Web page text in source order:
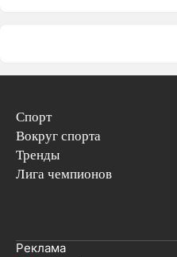
Спорт
Вокруг спорта
Тренды
Лига чемпионов
Реклама